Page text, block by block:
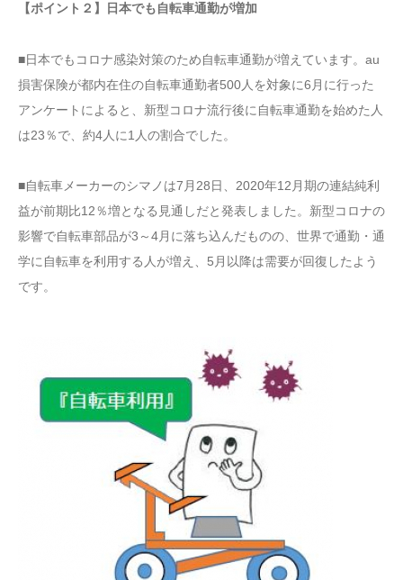
【ポイント２】日本でも自転車通勤が増加
■日本でもコロナ感染対策のため自転車通勤が増えています。au
損害保険が都内在住の自転車通勤者500人を対象に6月に行った
アンケートによると、新型コロナ流行後に自転車通勤を始めた人
は23％で、約4人に1人の割合でした。
■自転車メーカーのシマノは7月28日、2020年12月期の連結純利
益が前期比12％増となる見通しだと発表しました。新型コロナの
影響で自転車部品が3～4月に落ち込んだものの、世界で通勤・通
学に自転車を利用する人が増え、5月以降は需要が回復したよう
です。